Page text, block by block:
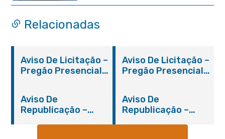
Relacionadas
Aviso De Licitação –
Pregão Presencial
Aviso De Licitação –
Pregão Presencial
Aviso De
Republicação –
Aviso De
Republicação –